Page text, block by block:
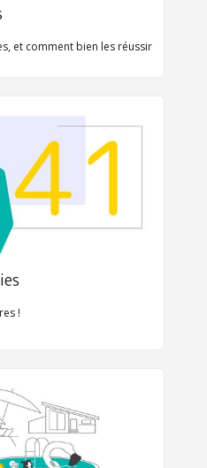
et comment bien les réussir
!